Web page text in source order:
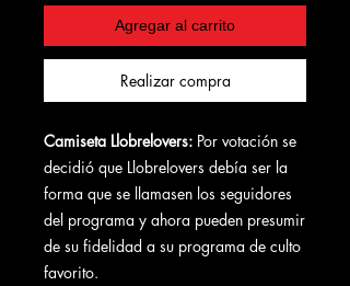
Agregar al carrito
Realizar compra
Camiseta Llobrelovers: Por votación se
decidió que Llobrelovers debía ser la
forma que se llamasen los seguidores
del programa y ahora pueden presumir
de su fidelidad a su programa de culto
favorito.